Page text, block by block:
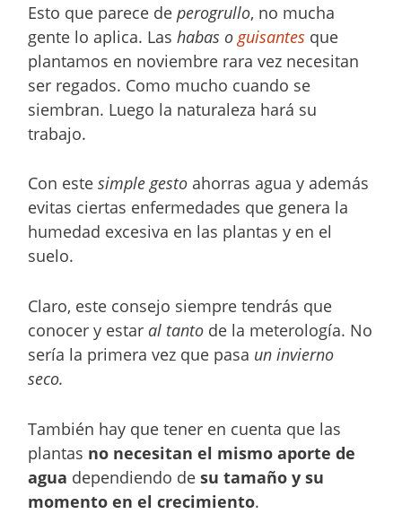
Esto que parece deperogrullo, no mucha
gente lo aplica. Las habas o guisantes que
plantamos en noviembre rara vez necesitan
ser regados. Como mucho cuando se
siembran. Luego la naturaleza hará su
trabajo.
Con estesimple gesto ahorras agua y además
evitas ciertas enfermedades que genera la
humedad excesiva en las plantas y en el
suelo.
Claro, este consejo siempre tendrás que
conocer y estar al tanto de la meterología. No
sería la primera vez que pasa un invierno
seco.
También hay que tener en cuenta que las
plantas no necesitan el mismo aporte de
agua dependiendo desu tamaño y su
momento en el crecimiento.